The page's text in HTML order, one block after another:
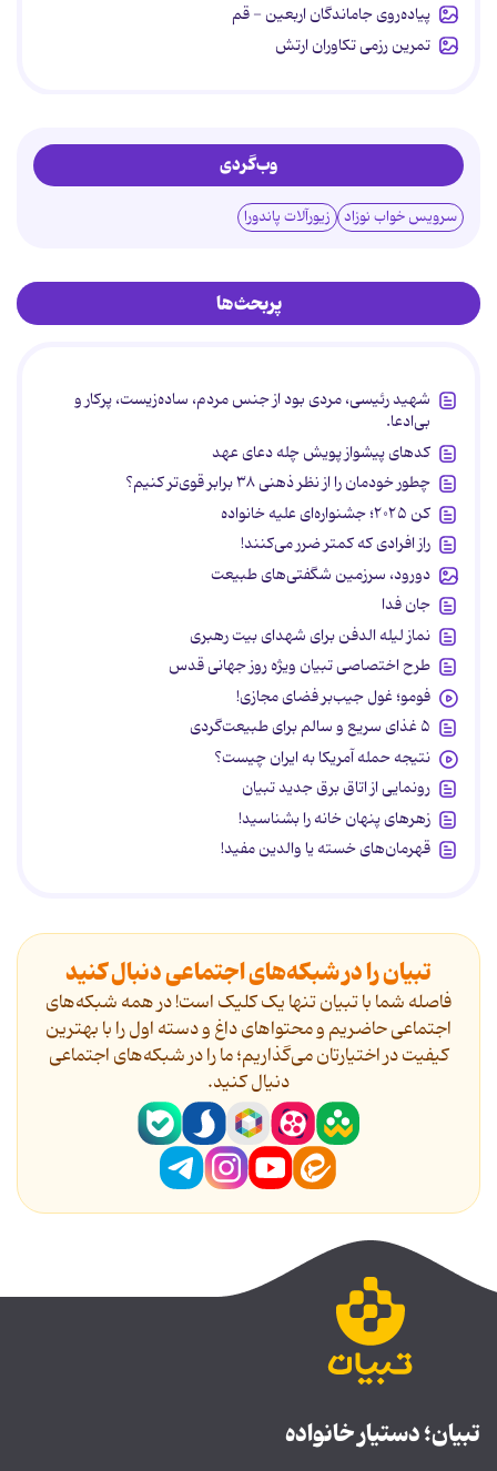
پیاده‌روی جاماندگان اربعین - قم
تمرین رزمی تکاوران ارتش
وب‌گردی
سرویس خواب نوزاد زیورآلات پاندورا
پربحث‌ها
شهید رئیسی، مردی بود از جنس مردم، ساده‌زیست، پرکار و
بی‌ادعا.
کدهای پیشواز پویش چله دعای عهد
چطور خودمان را از نظر ذهنی ۳۸ برابر قوی‌تر کنیم؟
کن ۲۰۲۵؛ جشنواره‌ای علیه خانواده
راز افرادی که کمتر ضرر می‌کنند!
دورود، سرزمین شگفتی‌های طبیعت
جان فدا
نماز لیله الدفن برای شهدای بیت رهبری
طرح اختصاصی تبیان ویژه روز جهانی قدس
فومو؛ غول جیب‌بر فضای مجازی!
۵ غذای سریع و سالم برای طبیعت‌گردی
نتیجه حمله آمریکا به ایران چیست؟
رونمایی از اتاق برق جدید تبیان
زهرهای پنهان خانه را بشناسید!
قهرمان‌های خسته یا والدین مفید!
تبیان را در شبکه‌های اجتماعی دنبال کنید
فاصله شما با تبیان تنها یک کلیک است! در همه شبکه‌های
اجتماعی حاضریم و محتواهای داغ و دسته اول را با بهترین
کیفیت در اختیارتان می‌گذاریم؛ ما را در شبکه‌های اجتماعی
دنیال کنید.
تبیان؛ دستیار خانواده